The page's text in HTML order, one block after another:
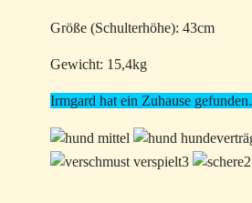
Größe (Schulterhöhe): 43cm
Gewicht: 15,4kg
Irmgard hat ein Zuhause gefunden.